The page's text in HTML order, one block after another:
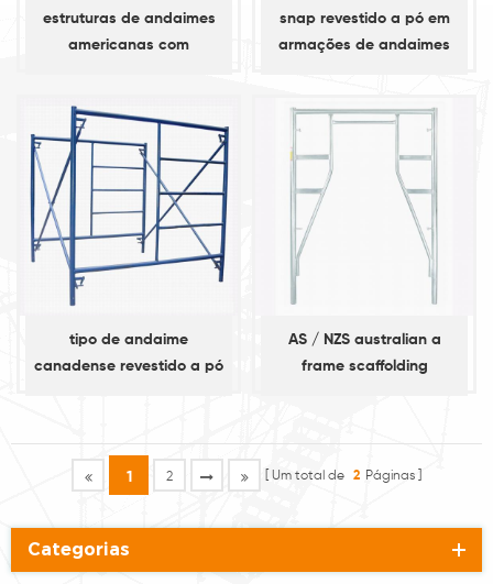
estruturas de andaimes
americanas com
snap revestido a pó em
armações de andaimes
tipo de andaime
canadense revestido a pó
AS / NZS australian a
frame scaffolding
1 2 Um total de 2 Páginas
Categorias